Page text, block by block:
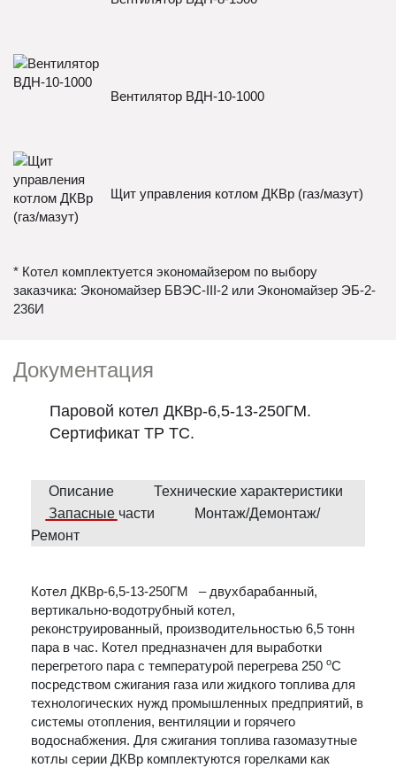
Вентилятор ВДН-10-1000
Щит управления котлом ДКВр (газ/мазут)
* Котел комплектуется экономайзером по выбору
заказчика: Экономайзер БВЭС-III-2 или Экономайзер ЭБ-2-
236И
Документация
Паровой котел ДКВр-6,5-13-250ГМ.
Сертификат ТР ТС.
Описание
Технические характеристики
Запасные части
Монтаж/Демонтаж/
Ремонт
Котел ДКВр-6,5-13-250ГМ – двухбарабанный,
вертикально-водотрубный котел,
реконструированный, производительностью 6,5 тонн
пара в час. Котел предназначен для выработки
перегретого пара с температурой перегрева 250 оС
посредством сжигания газа или жидкого топлива для
технологических нужд промышленных предприятий, в
системы отопления, вентиляции и горячего
водоснабжения. Для сжигания топлива газомазутные
котлы серии ДКВр комплектуются горелками как